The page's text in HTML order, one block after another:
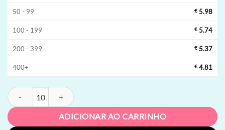
50 - 99 € 5.98
100 - 199 € 5.74
200 - 399 € 5.37
400+ € 4.81
WASPE 40K Dual-Option Vape descartável | 40000 puffs, 2 sabores,
ADICIONAR AO CARRINHO